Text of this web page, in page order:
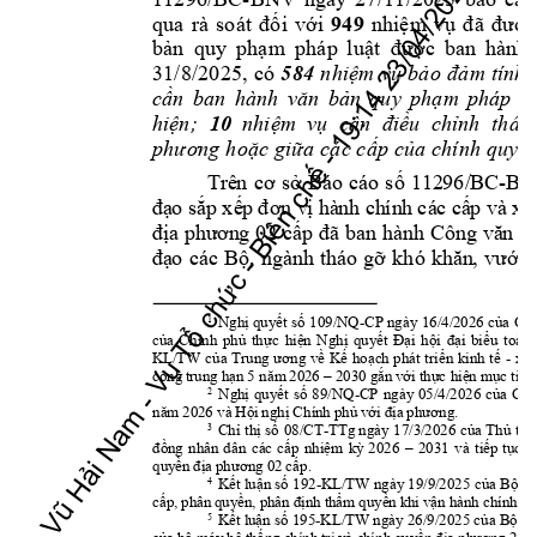
qua rà soát đối với 949 nhiệm vụ đã được
bản quy phạm pháp luật được ban hành
31/8/2025, có 584 nhiệm vụ bảo đảm tính
cần ban hành văn bản quy phạm pháp
hiện; 10 nhiệm  vụ
  cầ
n  điều
  chỉnh
  th
phương hoặc giữa các cấp của chính qu
Trên cơ sở Báo cáo số 11296/BC-BN
đạo sắp xếp đơn vị hành chính các cấp và xâ
địa phương 02 cấp đã ban hành Công văn
đạo các Bộ, ngành tháo gỡ khó khăn, vướn
1 Nghị quyết số 109/NQ-CP ngày 16/4/2026 của
của Chính phủ thực hiện Nghị quyết Đại hội đại biểu toàn
KL/TW của Trung ương về Kế hoạch phát triển kinh tế - xã
công trung hạn 5 năm 2026 – 2030 gắn với thực hiện mục ti
2 Nghị quyết số 89/NQ-CP ngày 05/4/2026 của
năm 2026 và Hội nghị Chính phủ với địa phương.
3 Chỉ thị số 08/CT-TTg ngày 17/3/2026 của Thủ
đồng nhân dân các cấp nhiệm kỳ 2026 – 2031 và tiếp tục
quyền địa phương 02 cấp.
4 Kết luận số 192-KL/TW ngày 19/9/2025 của Bộ
cấp, phân quyền, phân định thẩm quyền khi vận hành chính
5 Kết luận số 195-KL/TW ngày 26/9/2025 của Bộ